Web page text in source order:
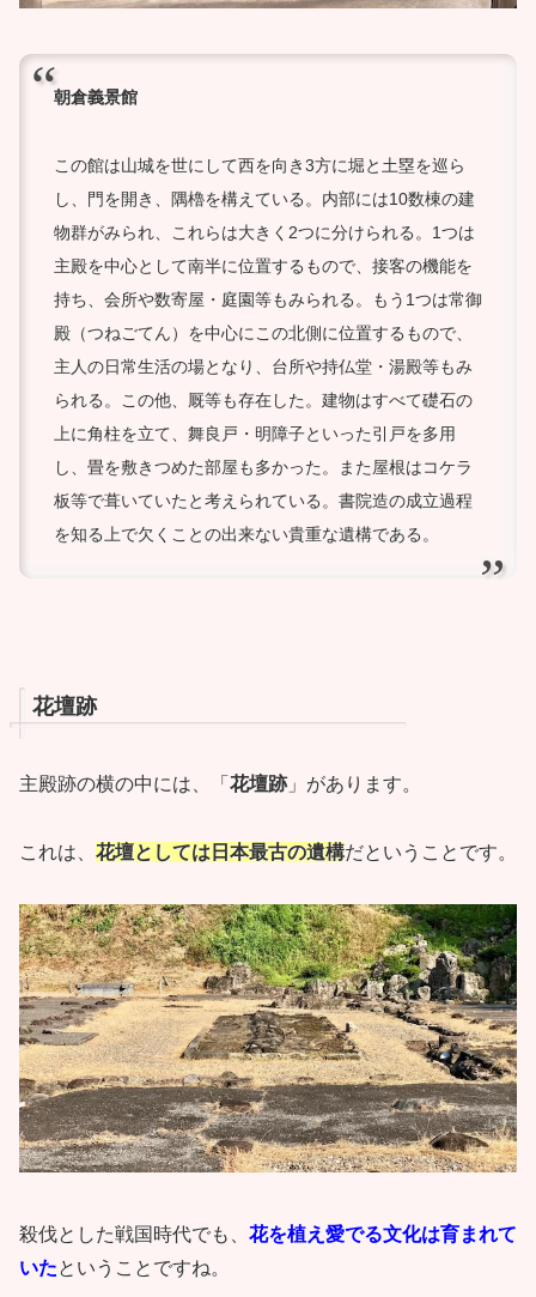
朝倉義景館
この館は山城を世にして西を向き3方に堀と土塁を巡ら
し、門を開き、隅櫓を構えている。内部には10数棟の建
物群がみられ、これらは大きく2つに分けられる。1つは
主殿を中心として南半に位置するもので、接客の機能を
持ち、会所や数寄屋・庭園等もみられる。もう1つは常御
殿（つねごてん）を中心にこの北側に位置するもので、
主人の日常生活の場となり、台所や持仏堂・湯殿等もみ
られる。この他、厩等も存在した。建物はすべて礎石の
上に角柱を立て、舞良戸・明障子といった引戸を多用
し、畳を敷きつめた部屋も多かった。また屋根はコケラ
板等で葺いていたと考えられている。書院造の成立過程
を知る上で欠くことの出来ない貴重な遺構である。
花壇跡
主殿跡の横の中には、「 花壇跡」があります。
これは、 花壇としては日本最古の遺構だということです。
殺伐とした戦国時代でも、 花を植え愛でる文化は育まれて
いたということですね。